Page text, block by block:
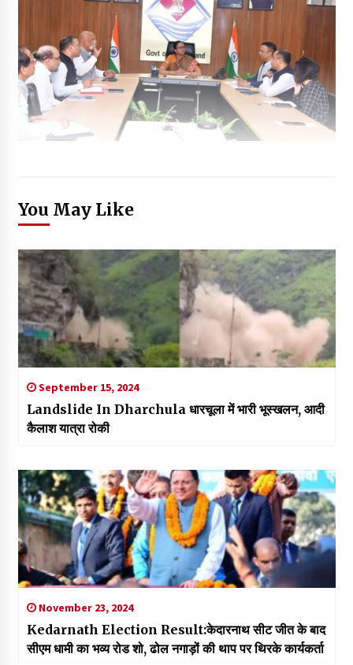
You May Like
September 15, 2024
Landslide In Dharchula धारचूला में भारी भूस्खलन, आदी
कैलाश यात्रा रोकी
November 23, 2024
Kedarnath Election Result:केदारनाथ सीट जीत के बाद
सीएम धामी का भव्य रोड शो, ढोल नगाड़ों की थाप पर थिरके कार्यकर्ता